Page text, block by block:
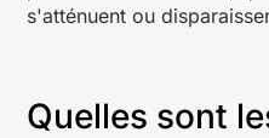
s'atténuent ou
Quelles sont